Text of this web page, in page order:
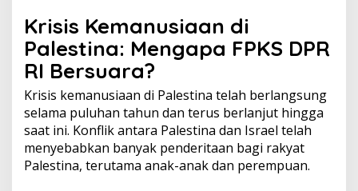
Krisis Kemanusiaan di
Palestina: Mengapa FPKS DPR
RI Bersuara?
Krisis kemanusiaan di Palestina telah berlangsung
selama puluhan tahun dan terus berlanjut hingga
saat ini. Konflik antara Palestina dan Israel telah
menyebabkan banyak penderitaan bagi rakyat
Palestina, terutama anak-anak dan perempuan.